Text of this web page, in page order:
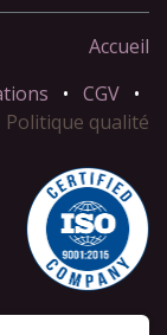
Accueil
• CGV •
Politique qualité